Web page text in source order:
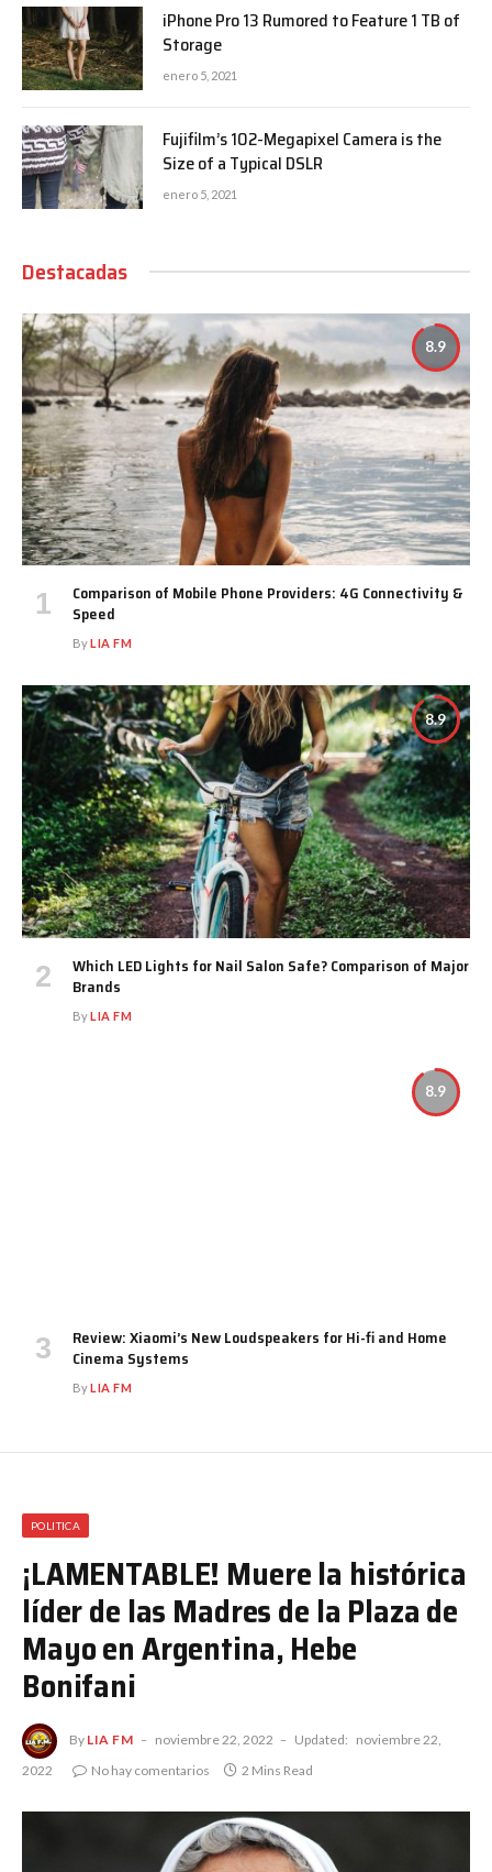
iPhone Pro 13 Rumored to Feature 1 TB of
Storage
enero 5, 2021
Fujifilm’s 102-Megapixel Camera is the
Size of a Typical DSLR
enero 5, 2021
Destacadas
8.9
Comparison of Mobile Phone Providers: 4G Connectivity &
Speed
ByLIA FM
8.9
Which LED Lights for Nail Salon Safe? Comparison of Major
Brands
ByLIA FM
8.9
Review: Xiaomi’s New Loudspeakers for Hi-fi and Home
Cinema Systems
ByLIA FM
POLITICA
¡LAMENTABLE! Muere la histórica
líder de las Madres de la Plaza de
Mayo en Argentina, Hebe
Bonifani
By LIA FM noviembre 22, 2022 Updated: noviembre 22,
2022
No hay comentarios 2 Mins Read